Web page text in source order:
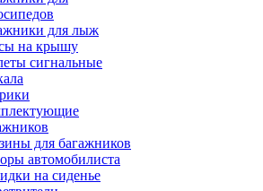
для лыж
на крышу
сигнальные
для багажников
автомобилиста
на сиденье